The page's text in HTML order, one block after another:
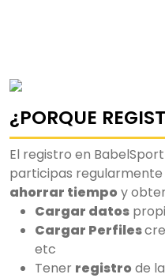
¿PORQUE
El registro en BabelSport
participas
ahorrar tiempo y
Cargar datos
Cargar Perfiles
etc
Tener registro de